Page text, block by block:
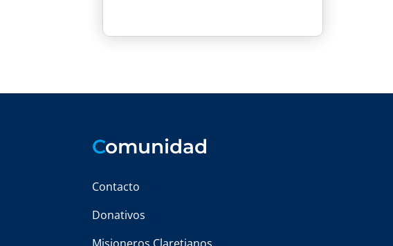
Comunidad
Contacto
Donativos
Misioneros Claretianos